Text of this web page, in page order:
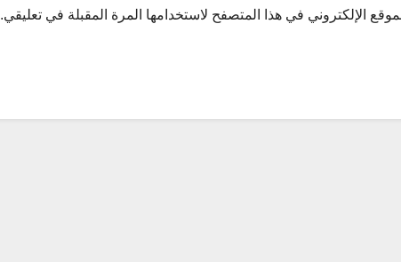
الإلكتروني في هذا المتصفح لاستخدامها المرة المقبلة في تعليقي.